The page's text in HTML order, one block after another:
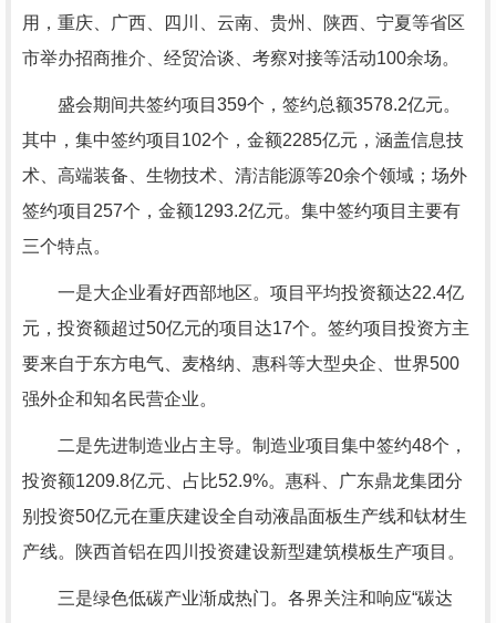
用，重庆、广西、四川、云南、贵州、陕西、宁夏等省区
市举办招商推介、经贸洽谈、考察对接等活动100余场。
盛会期间共签约项目359个，签约总额3578.2亿元。
其中，集中签约项目102个，金额2285亿元，涵盖信息技
术、高端装备、生物技术、清洁能源等20余个领域；场外
签约项目257个，金额1293.2亿元。集中签约项目主要有
三个特点。
一是大企业看好西部地区。项目平均投资额达22.4亿
元，投资额超过50亿元的项目达17个。签约项目投资方主
要来自于东方电气、麦格纳、惠科等大型央企、世界500
强外企和知名民营企业。
二是先进制造业占主导。制造业项目集中签约48个，
投资额1209.8亿元、占比52.9%。惠科、广东鼎龙集团分
别投资50亿元在重庆建设全自动液晶面板生产线和钛材生
产线。陕西首铝在四川投资建设新型建筑模板生产项目。
三是绿色低碳产业渐成热门。各界关注和响应“碳达